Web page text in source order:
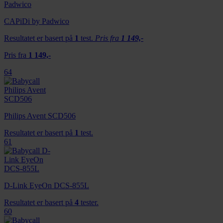
CAPiDi by Padwico
Resultatet er basert på 1 test. Pris fra 1 149,-
Pris fra 1 149,-
64
Philips Avent SCD506
Resultatet er basert på 1 test.
61
D-Link EyeOn DCS-855L
Resultatet er basert på 4 tester.
60